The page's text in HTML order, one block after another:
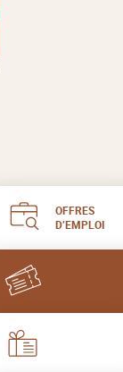
OFFRES
D’EMPLOI